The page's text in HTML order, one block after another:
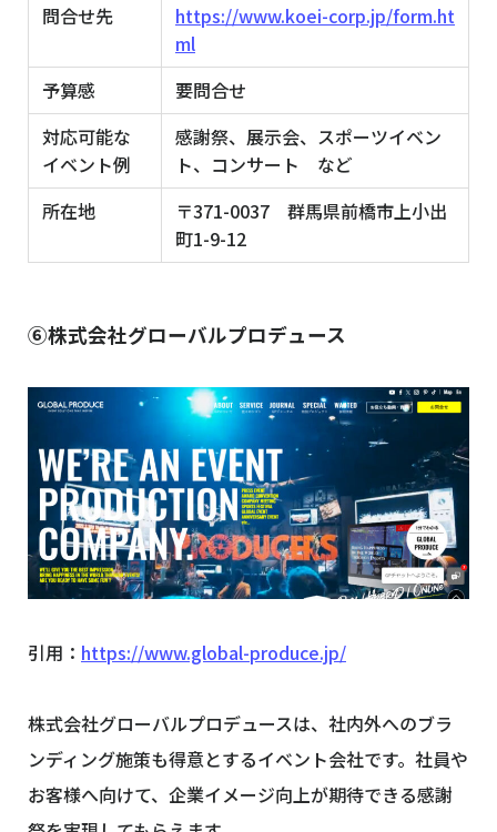
問合せ先
https://www.koei-corp.jp/form.ht
ml
予算感
要問合せ
対応可能な
イベント例
感謝祭、展示会、スポーツイベン
ト、コンサート など
所在地
〒371-0037 群馬県前橋市上小出
町1-9-12
⑥株式会社グローバルプロデュース
引用： https://www.global-produce.jp/
株式会社グローバルプロデュースは、社内外へのブラ
ンディング施策も得意とするイベント会社です。社員や
お客様へ向けて、企業イメージ向上が期待できる感謝